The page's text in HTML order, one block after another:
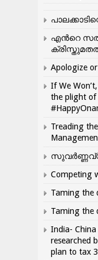
എന്‍റെ
Apologize
If We
the plight of
Treading
Competing
Taming the
Taming the
India- China
researched
plan to tax